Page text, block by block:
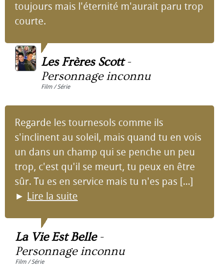
toujours mais l'éternité m'aurait paru trop
courte.
Les Frères Scott-
Personnage inconnu
Film / Série
Regarde les tournesols comme ils
s'inclinent au soleil, mais quand tu en vois
un dans un champ qui se penche un peu
trop, c'est qu'il se meurt, tu peux en être
sûr. Tu es en service mais tu n'es pas [...]
► Lire la suite
La Vie Est Belle-
Personnage inconnu
Film / Série